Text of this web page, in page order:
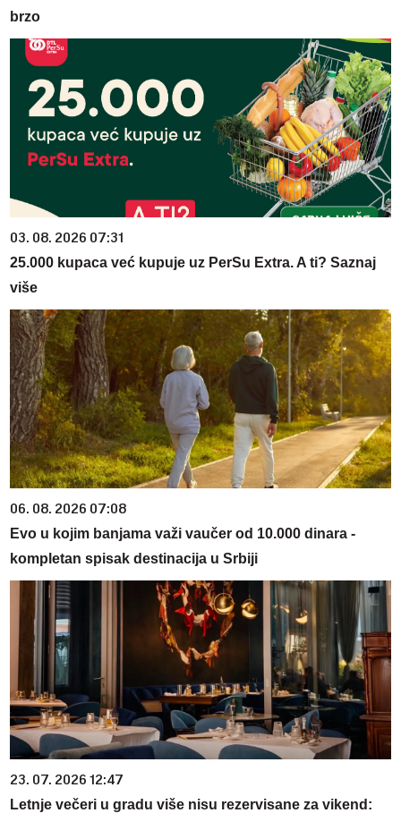
brzo
03. 08. 2026 07:31
25.000 kupaca već kupuje uz PerSu Extra. A ti? Saznaj
više
06. 08. 2026 07:08
Evo u kojim banjama važi vaučer od 10.000 dinara -
kompletan spisak destinacija u Srbiji
23. 07. 2026 12:47
Letnje večeri u gradu više nisu rezervisane za vikend: